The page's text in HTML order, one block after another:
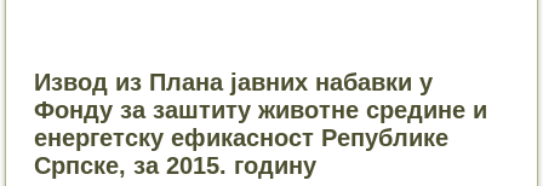
Извод из Плана јавних набавки у
Фонду за заштиту животне средине и
енергетску ефикасност Републике
Српске, за 2015. годину